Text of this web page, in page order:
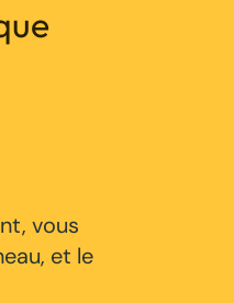
vous
et le